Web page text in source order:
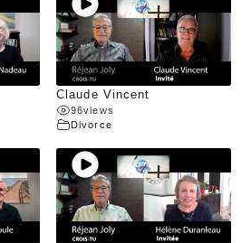
Claude Vincent
96views
Divorce